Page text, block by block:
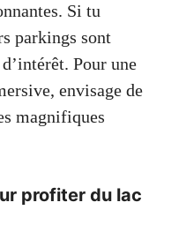
Si tu
parkings sont
Pour une
envisage de
magnifiques
profiter du lac